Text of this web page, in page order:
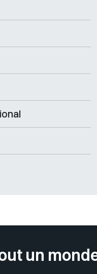
un